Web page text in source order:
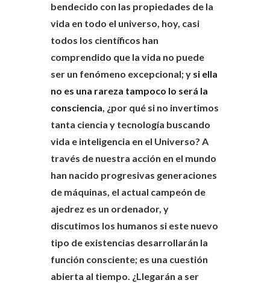
bendecido con las propiedades de la
vida en todo el universo, hoy, casi
todos los científicos han
comprendido que la vida no puede
ser un fenómeno excepcional; y si ella
no es una rareza tampoco lo será la
consciencia, ¿por qué si no invertimos
tanta ciencia y tecnología buscando
vida e inteligencia en el Universo? A
través de nuestra acción en el mundo
han nacido progresivas generaciones
de máquinas, el actual campeón de
ajedrez es un ordenador, y
discutimos los humanos si este nuevo
tipo de existencias desarrollarán la
función consciente; es una cuestión
abierta al tiempo. ¿Llegarán a ser